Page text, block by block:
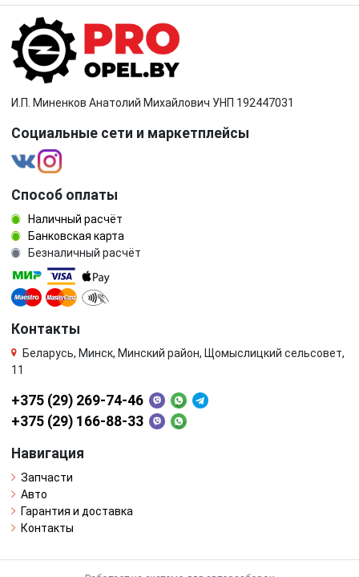
И.П. Миненков Анатолий Михайлович УНП 192447031
Социальные сети и маркетплейсы
Способ оплаты
Наличный расчёт
Банковская карта
Безналичный расчёт
Контакты
Беларусь, Минск, Минский район, Щомыслицкий сельсовет,
11
+375 (29) 269-74-46
+375 (29) 166-88-33
Навигация
Запчасти
Авто
Гарантия и доставка
Контакты